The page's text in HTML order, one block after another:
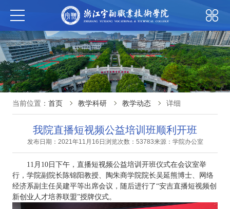
当前位置： 首页 教学科研 教学动态 详细
我院直播短视频公益培训班顺利开班
发布日期：2021年11月16日 浏览次数：53783来源：学院办公室
11月10日下午，直播短视频公益培训开班仪式在会议室举
行，学院副院长陈锦阳教授、陶朱商学院院长吴延熊博士、网络
经济系副主任吴建平等出席会议，随后进行了“安吉直播短视频创
新创业人才培养联盟”授牌仪式。